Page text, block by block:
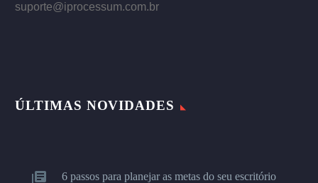
suporte@iprocessum.com.br
ÚLTIMAS NOVIDADES
6 passos para planejar as metas do seu escritório